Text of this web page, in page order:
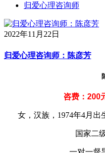
归爱心理咨询师
2022年11月22日
归爱心理咨询师：陈彦芳
咨费：200
女，汉族，1974年4月出
国家二